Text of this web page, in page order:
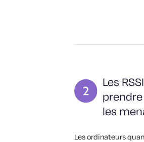
Les
les
Les ordinateurs